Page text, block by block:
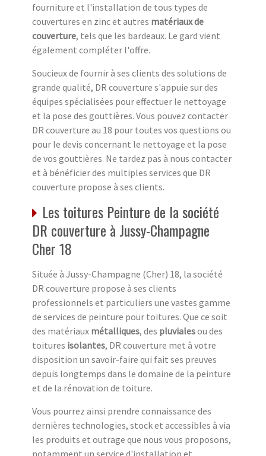
fourniture et l'installation de tous types de
couvertures en zinc et autres matériaux de
couverture, tels que les bardeaux. Le gard vient
également compléter l'offre.
Soucieux de fournir à ses clients des solutions de
grande qualité, DR couverture s'appuie sur des
équipes spécialisées pour effectuer le nettoyage
et la pose des gouttières. Vous pouvez contacter
DR couverture au 18 pour toutes vos questions ou
pour le devis concernant le nettoyage et la pose
de vos gouttières. Ne tardez pas à nous contacter
et à bénéficier des multiples services que DR
couverture propose à ses clients.
Les toitures Peinture de la société
DR couverture à Jussy-Champagne
Cher 18
Située à Jussy-Champagne (Cher) 18, la société
DR couverture propose à ses clients
professionnels et particuliers une vastes gamme
de services de peinture pour toitures. Que ce soit
des matériaux métalliques, des pluvialesou des
toitures isolantes, DR couverture met à votre
disposition un savoir-faire qui fait ses preuves
depuis longtemps dans le domaine de la peinture
et de la rénovation de toiture.
Vous pourrez ainsi prendre connaissance des
dernières technologies, stock et accessibles à via
les produits et outrage que nous vous proposons,